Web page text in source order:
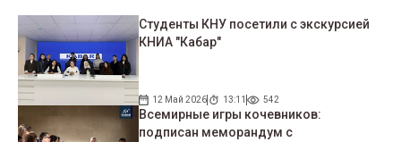
Студенты КНУ посетили с экскурсией
КНИА "Кабар"
12 Май 2026 13:11 542
Всемирные игры кочевников:
подписан меморандум с